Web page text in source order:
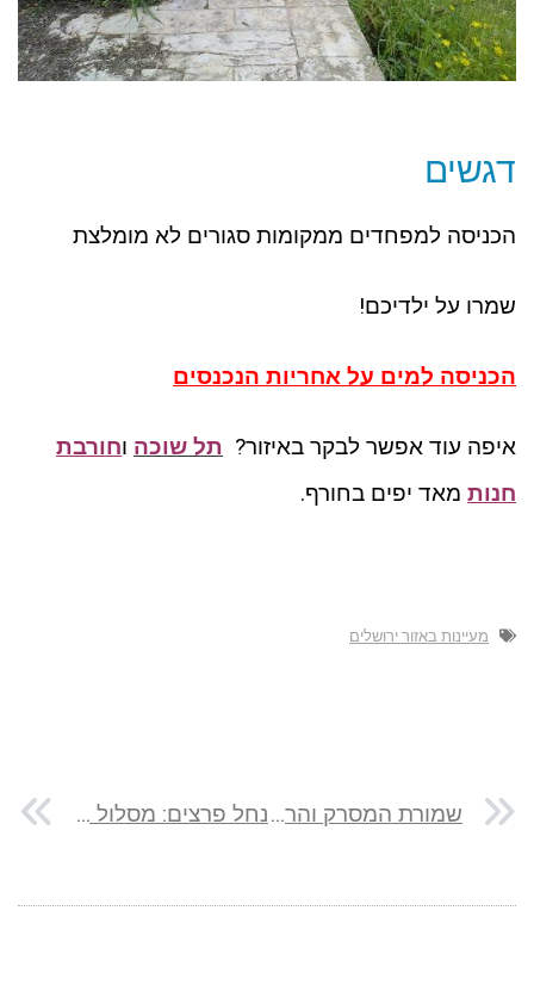
דגשים
הכניסה למפחדים ממקומות סגורים לא מומלצת
שמרו על ילדיכם!
הכניסה למים על אחריות הנכנסים
איפה עוד אפשר לבקר באיזור? תל שוכה וחורבת
חנות מאד יפים בחורף.
מעיינות באזור ירושלים
שמורת המסרק והר ארנה נחל פרצים: מסלול טיול לילי או יומי בדרום ים המלח